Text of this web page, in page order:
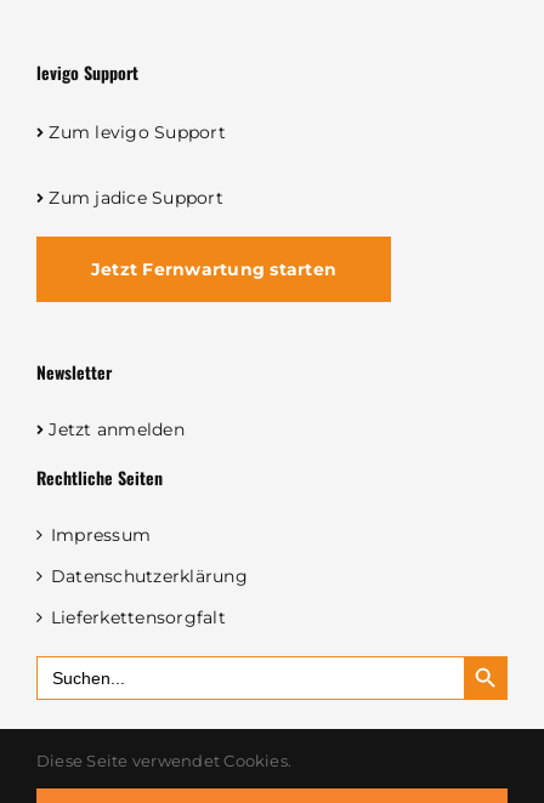
levigo Support
Zum levigo Support
Zum jadice Support
Jetzt Fernwartung starten
Newsletter
Jetzt anmelden
Rechtliche Seiten
Impressum
Datenschutzerklärung
Lieferkettensorgfalt
Search
for:
Search Button
Diese Seite verwendet Cookies.